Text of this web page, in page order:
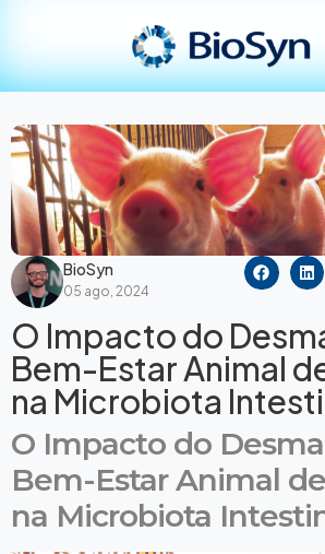
BioSyn
05 ago, 2024
O Impacto do
Bem-Estar Animal
na Microbiota
O Impacto do
Bem-Estar Animal
na Microbiota